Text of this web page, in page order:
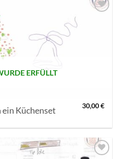
AUF MEINE
MERKLISTE
ERFÜLLT
Küchenset 30,00€